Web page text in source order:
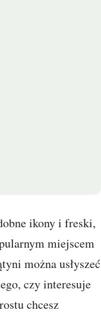
ikony i freski,
miejscem
można usłyszeć
czy interesuje
chcesz